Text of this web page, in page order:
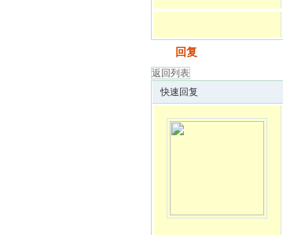
回复
返回列表
快速回复